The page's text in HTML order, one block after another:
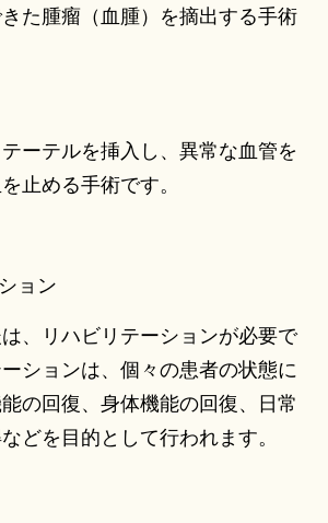
た腫瘤（血腫）を摘出する手術
ーテルを挿入し、異常な血管を
止める手術です。
ョン
、リハビリテーションが必要で
ションは、個々の患者の状態に
の回復、身体機能の回復、日常
どを目的として行われます。